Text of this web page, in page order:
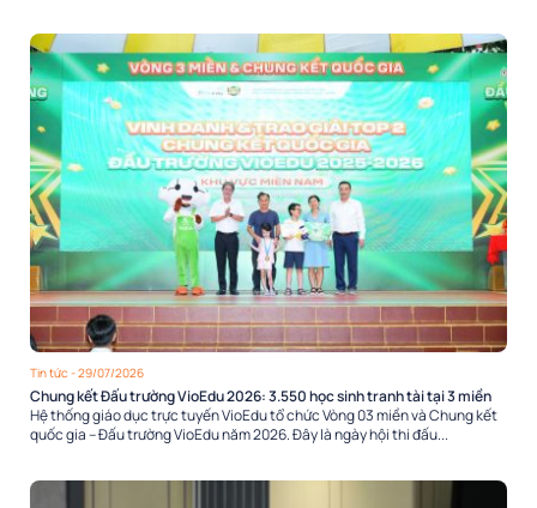
Tin tức - 29/07/2026
Chung kết Đấu trường VioEdu 2026: 3.550 học sinh tranh tài tại 3 miền
Hệ thống giáo dục trực tuyến VioEdu tổ chức Vòng 03 miền và Chung kết
quốc gia – Đấu trường VioEdu năm 2026. Đây là ngày hội thi đấu...